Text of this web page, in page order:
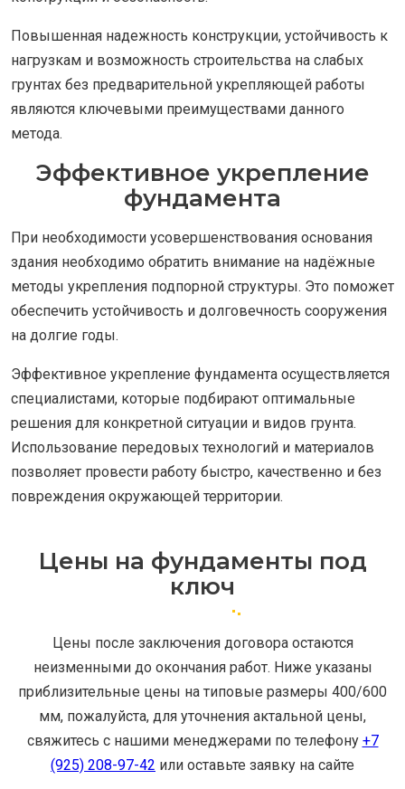
Повышенная надежность конструкции, устойчивость к
нагрузкам и возможность строительства на слабых
грунтах без предварительной укрепляющей работы
являются ключевыми преимуществами данного
метода.
Эффективное укрепление
фундамента
При необходимости усовершенствования основания
здания необходимо обратить внимание на надёжные
методы укрепления подпорной структуры. Это поможет
обеспечить устойчивость и долговечность сооружения
на долгие годы.
Эффективное укрепление фундамента осуществляется
специалистами, которые подбирают оптимальные
решения для конкретной ситуации и видов грунта.
Использование передовых технологий и материалов
позволяет провести работу быстро, качественно и без
повреждения окружающей территории.
Цены на фундаменты под
ключ
Цены после заключения договора остаются
неизменными до окончания работ. Ниже указаны
приблизительные цены на типовые размеры 400/600
мм, пожалуйста, для уточнения актальной цены,
свяжитесь с нашими менеджерами по телефону +7
(925) 208-97-42 или оставьте заявку на сайте